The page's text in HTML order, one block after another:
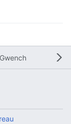
Gwench